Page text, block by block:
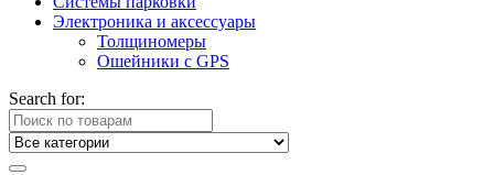
Электроника и аксессуары
Толщиномеры
Ошейники с GPS
Search for: